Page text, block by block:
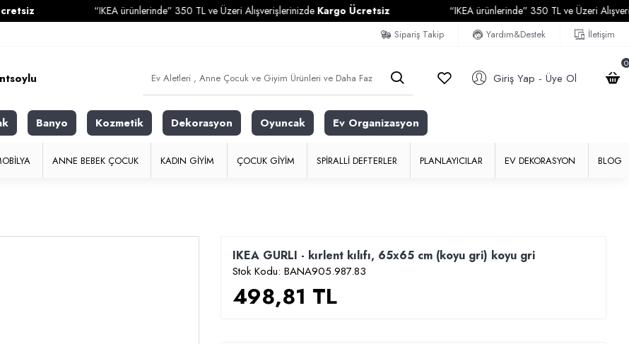
“IKEA ürünlerinde” 350 TL ve Üzeri AlışverişlerinizdeKargo Ücretsiz “IKEA ürünlerinde” 350 TL ve Üzeri
Sipariş Takip Yardım&Destek İletişim
Giriş Yap - Üye Ol
0
Banyo Kozmetik Dekorasyon Oyuncak Ev Organizasyon
ANNE BEBEK ÇOCUK KADIN GIYIM ÇOCUK GIYIM SPIRALLI DEFTERLER PLANLAYICILAR EV DEKORASYON BLOG
IKEA GURLI - kırlent kılıfı, 65x65 cm (koyu gri) koyu gri
Stok Kodu: BANA905.987.83
498,81 TL